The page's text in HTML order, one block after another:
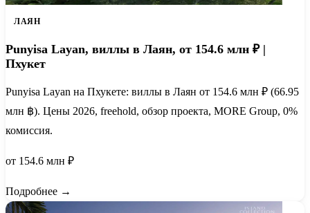
ЛАЯН
Punyisa Layan, виллы в Лаян, от 154.6 млн ₽ |
Пхукет
Punyisa Layan на Пхукете: виллы в Лаян от 154.6 млн ₽ (66.95
млн ฿). Цены 2026, freehold, обзор проекта, MORE Group, 0%
комиссия.
от 154.6 млн ₽
Подробнее →